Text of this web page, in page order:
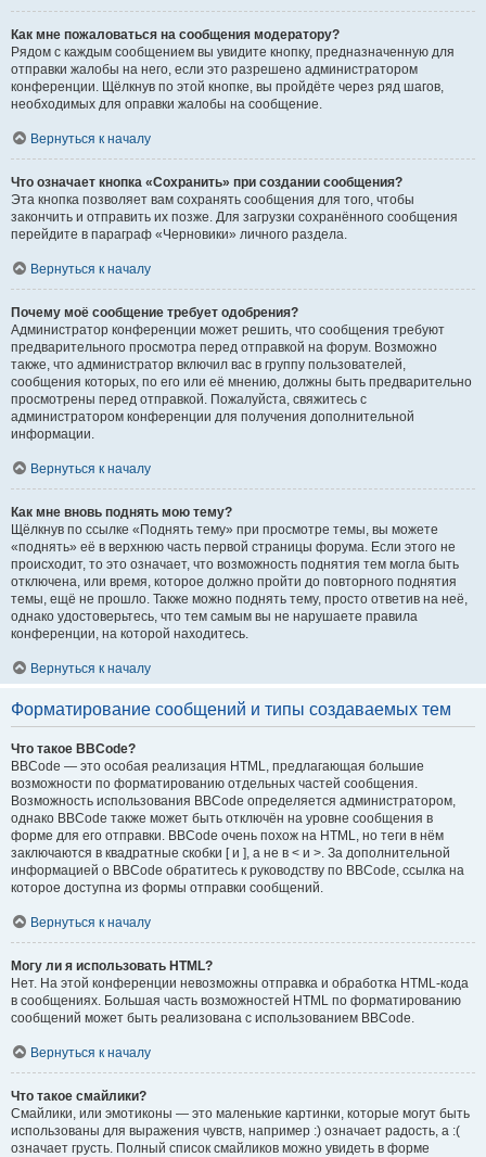
Как мне пожаловаться на сообщения модератору?
Рядом с каждым сообщением вы увидите кнопку, предназначенную для
отправки жалобы на него, если это разрешено администратором
конференции. Щёлкнув по этой кнопке, вы пройдёте через ряд шагов,
необходимых для оправки жалобы на сообщение.
Вернуться к началу
Что означает кнопка «Сохранить» при создании сообщения?
Эта кнопка позволяет вам сохранять сообщения для того, чтобы
закончить и отправить их позже. Для загрузки сохранённого сообщения
перейдите в параграф «Черновики» личного раздела.
Вернуться к началу
Почему моё сообщение требует одобрения?
Администратор конференции может решить, что сообщения требуют
предварительного просмотра перед отправкой на форум. Возможно
также, что администратор включил вас в группу пользователей,
сообщения которых, по его или её мнению, должны быть предварительно
просмотрены перед отправкой. Пожалуйста, свяжитесь с
администратором конференции для получения дополнительной
информации.
Вернуться к началу
Как мне вновь поднять мою тему?
Щёлкнув по ссылке «Поднять тему» при просмотре темы, вы можете
«поднять» её в верхнюю часть первой страницы форума. Если этого не
происходит, то это означает, что возможность поднятия тем могла быть
отключена, или время, которое должно пройти до повторного поднятия
темы, ещё не прошло. Также можно поднять тему, просто ответив на неё,
однако удостоверьтесь, что тем самым вы не нарушаете правила
конференции, на которой находитесь.
Вернуться к началу
Форматирование сообщений и типы создаваемых тем
Что такое BBCode?
BBCode — это особая реализация HTML, предлагающая большие
возможности по форматированию отдельных частей сообщения.
Возможность использования BBCode определяется администратором,
однако BBCode также может быть отключён на уровне сообщения в
форме для его отправки. BBCode очень похож на HTML, но теги в нём
заключаются в квадратные скобки [ и ], а не в < и >. За дополнительной
информацией о BBCode обратитесь к руководству по BBCode, ссылка на
которое доступна из формы отправки сообщений.
Вернуться к началу
Могу ли я использовать HTML?
Нет. На этой конференции невозможны отправка и обработка HTML-кода
в сообщениях. Большая часть возможностей HTML по форматированию
сообщений может быть реализована с использованием BBCode.
Вернуться к началу
Что такое смайлики?
Смайлики, или эмотиконы — это маленькие картинки, которые могут быть
использованы для выражения чувств, например :) означает радость, а :(
означает грусть. Полный список смайликов можно увидеть в форме